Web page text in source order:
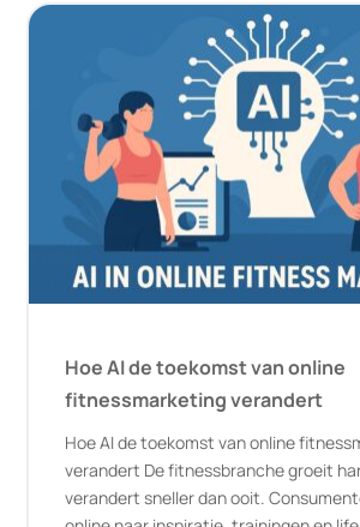
Hoe AI de toekomst van online
fitnessmarketing verandert
Hoe AI de toekomst van online
verandert De fitnessbranche groeit
verandert sneller dan ooit.